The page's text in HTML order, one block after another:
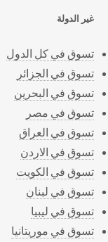
غير الدولة
تسوق في كل الدول
تسوق في الجزائر
تسوق في البحرين
تسوق في مصر
تسوق في العراق
تسوق في الاردن
تسوق في الكويت
تسوق في لبنان
تسوق في ليبيا
تسوق في موريتانيا